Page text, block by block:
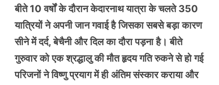
बीते 10 वर्षों के दौरान केदारनाथ यात्रा के चलते 350
यात्रियों ने अपनी जान गवाई है जिसका सबसे बड़ा कारण
सीने में दर्द, बेचैनी और दिल का दौरा पड़ना है। बीते
गुरुवार को एक श्रद्धालु की मौत हृदय गति रुकने से हो गई
परिजनों ने विष्णु प्रयाग में ही अंतिम संस्कार कराया और